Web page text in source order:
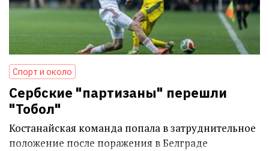
Спорт и около
Сербские "партизаны" перешли
"Тобол"
Костанайская команда попала в затруднительное
положение после поражения в Белграде